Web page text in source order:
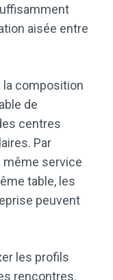
aisée entre
la composition
de
centres
Par
même service
table, les
peuvent
les profils
rencontres.